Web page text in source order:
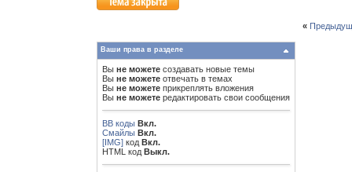
«
Ваши права в разделе
Вы не можете создавать новые темы
Вы не можете отвечать в темах
Вы не можете прикреплять вложения
Вы не можете редактировать свои сообщения
BB коды Вкл.
Смайлы Вкл.
[IMG] код Вкл.
HTML код Выкл.